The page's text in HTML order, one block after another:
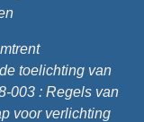
toelichting van
003 : Regels van
voor verlichting